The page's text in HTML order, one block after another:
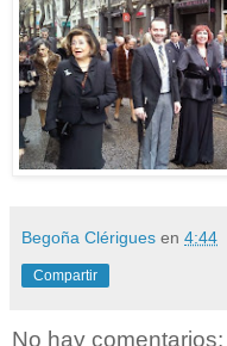
Begoña Clérigues en 4:44
Compartir
No hay comentarios: